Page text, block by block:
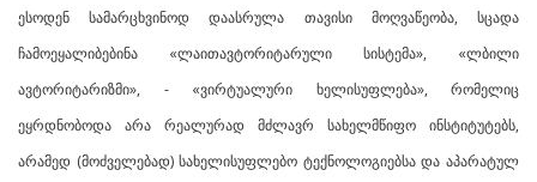
ესოდენ სამარცხვინოდ დაასრულა თავისი მოღვაწეობა, სცადა
ჩამოეყალიბებინა «ლაითავტორიტარული სისტემა», «ლბილი
ავტორიტარიზმი», - «ვირტუალური ხელისუფლება», რომელიც
ეყრდნობოდა არა რეალურად მძლავრ სახელმწიფო ინსტიტუტებს,
არამედ (მოძველებად) სახელისუფლებო ტექნოლოგიებსა და აპარატულ